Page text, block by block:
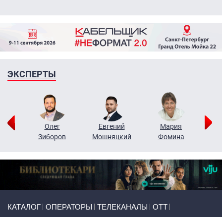
ЭКСПЕРТЫ
Олег
Зиборов
Евгений
Мошняцкий
Мария
Фомина
КАТАЛОГ ОПЕРАТОРЫ ТЕЛЕКАНАЛЫ ОТТ